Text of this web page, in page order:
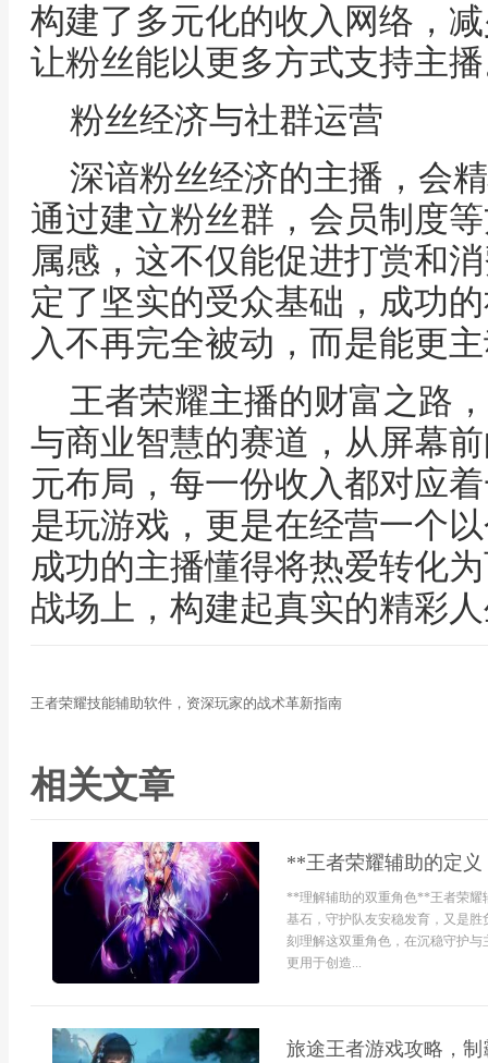
构建了多元化的收入网络，
让粉丝能以更多方式支持主
粉丝经济与社群运营
深谙粉丝经济的主播，会
通过建立粉丝群，会员制度
属感，这不仅能促进打赏和
定了坚实的受众基础，成功
入不再完全被动，而是能更
王者荣耀主播的财富之路
与商业智慧的赛道，从屏幕
元布局，每一份收入都对应
是玩游戏，更是在经营一个
成功的主播懂得将热爱转化
战场上，构建起真实的精彩
王者荣耀技能辅助软件，资深玩家的战术革新指南
相关文章
**王者荣耀辅助的定
**理解辅助的双重角色**王者荣耀
基石，守护队友安稳发育，又是
刻理解这双重角色，在沉稳守护
更用于创造...
旅途王者游戏攻略，